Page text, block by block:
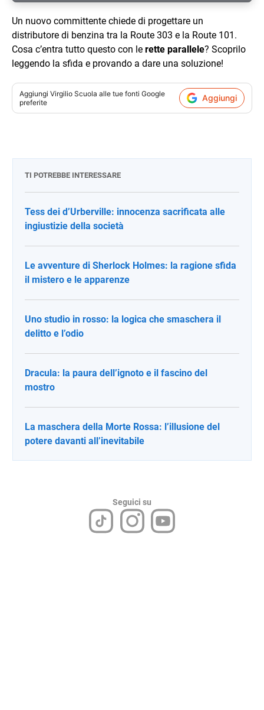
Un nuovo committente chiede di progettare un
distributore di benzina tra la Route 303 e la Route 101.
Cosa c’entra tutto questo con le rette parallele? Scoprilo
leggendo la sfida e provando a dare una soluzione!
Aggiungi Virgilio Scuola alle tue fonti Google
preferite
Aggiungi
TI POTREBBE INTERESSARE
Tess dei d’Urberville: innocenza sacrificata alle
ingiustizie della società
Le avventure di Sherlock Holmes: la ragione sfida
il mistero e le apparenze
Uno studio in rosso: la logica che smaschera il
delitto e l’odio
Dracula: la paura dell’ignoto e il fascino del
mostro
La maschera della Morte Rossa: l’illusione del
potere davanti all’inevitabile
Seguici su